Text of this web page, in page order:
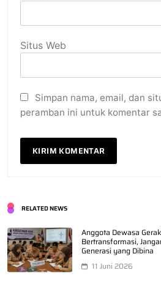
Situs Web
Simpan nama, email, dan
peramban ini untuk komentar
RELATED NEWS
Anggota Dewasa
Bertransformasi,
Generasi yang Dibina
11 Juni 2026